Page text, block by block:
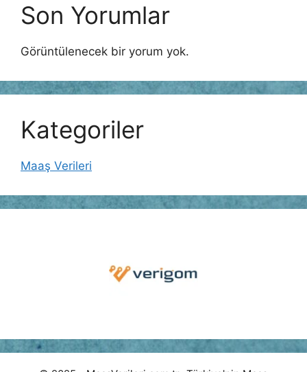
Son Yorumlar
Görüntülenecek bir yorum yok.
Kategoriler
Maaş Verileri